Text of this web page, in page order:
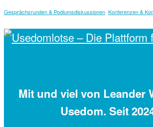
Gesprächsrunden & Podiumsdiskussionen Konferenzen &
Mit und viel von Leander
Usedom. Seit